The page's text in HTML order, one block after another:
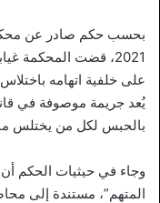
2021، قضت المحكمة
على خلفية اتهامه
بالحبس لكل من يختلس
وجاء في حيثيات الحكم
المتهم”، مستندة إلى